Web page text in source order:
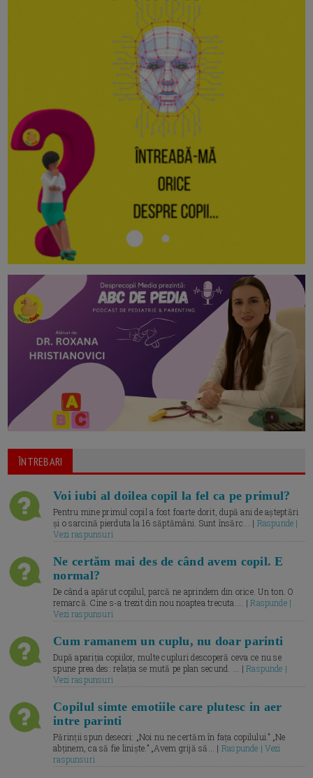
ÎNTREBARI
Voi iubi al doilea copil la fel ca pe primul?
Pentru mine primul copil a fost foarte dorit, după ani de așteptări
și o sarcină pierduta la 16 săptămâni. Sunt însărc... | Raspunde |
Vezi raspunsuri
Ne certăm mai des de când avem copil. E
normal?
De când a apărut copilul, parcă ne aprindem din orice. Un ton. O
remarcă. Cine s-a trezit din nou noaptea trecuta.... |Raspunde |
Vezi raspunsuri
Cum ramanem un cuplu, nu doar parinti
După apariția copiilor, multe cupluri descoperă ceva ce nu se
spune prea des: relația se mută pe plan secund. ... |Raspunde |
Vezi raspunsuri
Copilul simte emotiile care plutesc in aer
intre parinti
Părinții spun deseori: „Noi nu ne certăm în fața copilului.” „Ne
abținem, ca să fie liniște.” „Avem grijă să... | Raspunde | Vezi
raspunsuri